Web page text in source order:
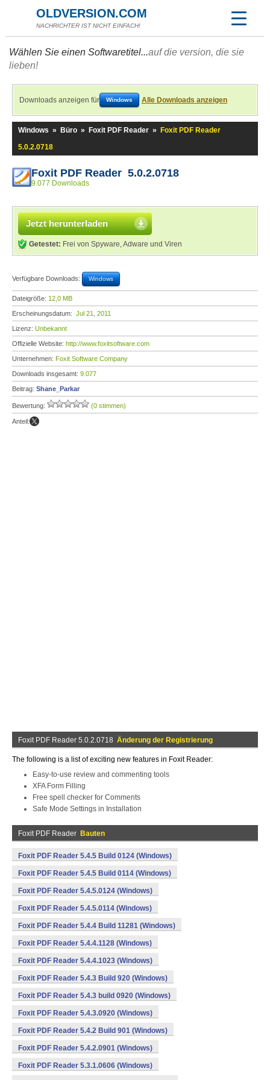
OLDVERSION.COM
NACHRICHTER IST NICHT EINFACH!
Wählen Sie einen Softwaretitel...auf die version, die sie
lieben!
Downloads anzeigen für Windows Alle Downloads anzeigen
Windows » Büro » Foxit PDF Reader »
Foxit PDF Reader
5.0.2.0718
Foxit PDF Reader 5.0.2.0718
9.077 Downloads
Jetzt herunterladen
Getestet: Frei von Spyware, Adware und Viren
Verfügbare Downloads: Windows
Dateigröße: 12,0 MB
Erscheinungsdatum: Jul 21, 2011
Lizenz: Unbekannt
Offizielle Website: http://www.foxitsoftware.com
Unternehmen: Foxit Software Company
Downloads insgesamt: 9.077
Beitrag: Shane_Parkar
Bewertung: (0 stimmen)
Anteil:
Foxit PDF Reader 5.0.2.0718 Änderung der Registrierung
The following is a list of exciting new features in Foxit Reader:
Easy-to-use review and commenting tools
XFA Form Filling
Free spell checker for Comments
Safe Mode Settings in Installation
Foxit PDF Reader Bauten
Foxit PDF Reader 5.4.5 Build 0124 (Windows)
Foxit PDF Reader 5.4.5 Build 0114 (Windows)
Foxit PDF Reader 5.4.5.0124 (Windows)
Foxit PDF Reader 5.4.5.0114 (Windows)
Foxit PDF Reader 5.4.4 Build 11281 (Windows)
Foxit PDF Reader 5.4.4.1128 (Windows)
Foxit PDF Reader 5.4.4.1023 (Windows)
Foxit PDF Reader 5.4.3 Build 920 (Windows)
Foxit PDF Reader 5.4.3 build 0920 (Windows)
Foxit PDF Reader 5.4.3.0920 (Windows)
Foxit PDF Reader 5.4.2 Build 901 (Windows)
Foxit PDF Reader 5.4.2.0901 (Windows)
Foxit PDF Reader 5.3.1.0606 (Windows)